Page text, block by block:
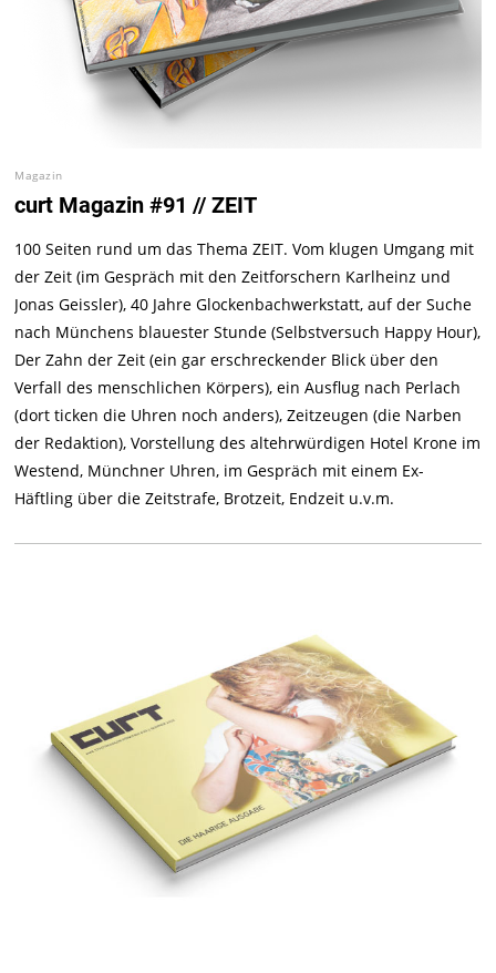
Magazin
curt Magazin #91 // ZEIT
100 Seiten rund um das Thema ZEIT. Vom klugen Umgang mit
der Zeit (im Gespräch mit den Zeitforschern Karlheinz und
Jonas Geissler), 40 Jahre Glockenbachwerkstatt, auf der Suche
nach Münchens blauester Stunde (Selbstversuch Happy Hour),
Der Zahn der Zeit (ein gar erschreckender Blick über den
Verfall des menschlichen Körpers), ein Ausflug nach Perlach
(dort ticken die Uhren noch anders), Zeitzeugen (die Narben
der Redaktion), Vorstellung des altehrwürdigen Hotel Krone im
Westend, Münchner Uhren, im Gespräch mit einem Ex-
Häftling über die Zeitstrafe, Brotzeit, Endzeit u.v.m.